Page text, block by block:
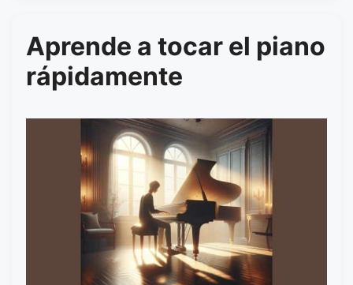
Aprende a tocar el piano
rápidamente